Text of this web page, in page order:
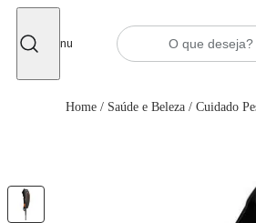
Menu
Home / Saúde e Beleza / Cuidado